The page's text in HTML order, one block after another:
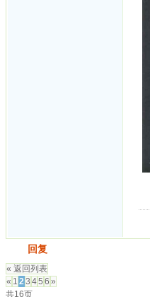
回复
« 返回列表
« 1 23 45 6 »
共16页